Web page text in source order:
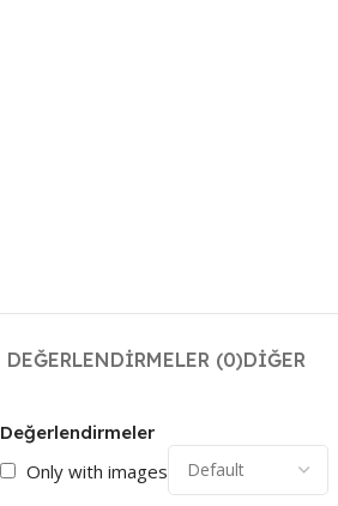
DEĞERLENDIRMELER (0)DIĞER
Değerlendirmeler
Only with images